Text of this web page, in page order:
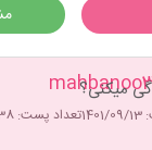
13 تعداد پست: 47838
میکنی؟